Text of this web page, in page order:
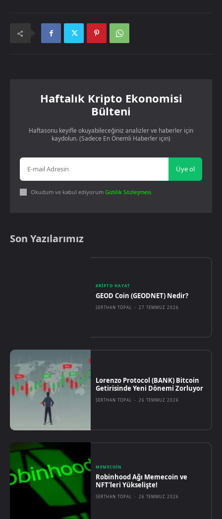
Haftalık Kripto Ekonomisi
Bülteni
Haftasonu keyifle okuyabileceğiniz analizler ve haberler için
kaydolun. (Sadece En Önemli Haberler için)
Üye ol
Okudum ve kabul ediyorum Gizlilik Sözleşmesi.
Son Yazılarımız
KRIPTO HAYAT
GEOD Coin (GEODNET) Nedir?
SERTHAN TOPAL - 27 TEMMUZ 2026
Lorenzo Protocol (BANK) Bitcoin
Getirisinde Yeni Dönemi Zorluyor
SERTHAN TOPAL - 26 TEMMUZ 2026
MEMECOIN
Robinhood Ağı Memecoin ve
NFT’leri Yükselişte!
SERTHAN TOPAL - 26 TEMMUZ 2026